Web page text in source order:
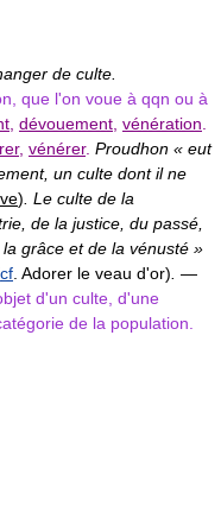
de culte.
que l'on voue à qqn ou à
dévouement vénération
, vénérer. Proudhon « eut
un culte dont il ne
) . Le culte de la
de la justice, du passé,
grâce et de la vénusté »
cf . Adorer le veau d'or) —
d'un culte, d'une
de la population.